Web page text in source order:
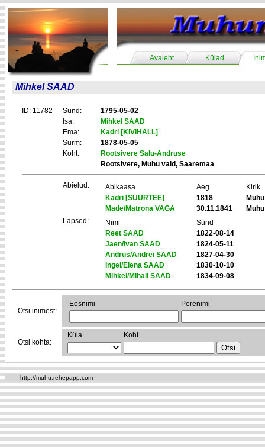
Avaleht Külad
Mihkel SAAD
ID: 11782 Sünd:
1795-05-02
Isa:
Mihkel SAAD
Ema:
Kadri [KIVIHALL]
Surm:
1878-05-05
Koht:
Rootsivere Salu-Andruse
Rootsivere, Muhu vald, Saaremaa
Abielud: Abikaasa Aeg
Kirik
Kadri [SUURTEE]
1818
Muhu
Made/Matrona VAGA
30.11.1841
Muhu
Lapsed:
Nimi
Sünd
Reet SAAD
1822-08-14
Jaen/Ivan SAAD
1824-05-11
Andrus/Andrei SAAD
1827-04-30
Ingel/Elena SAAD
1830-10-10
Mihkel/Mihail SAAD
1834-09-08
Otsi inimest:
Eesnimi Perenimi
Otsi kohta:
Küla Koht
http://muhu.rehepapp.com